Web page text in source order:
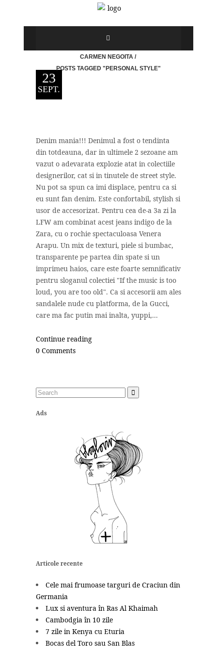
CARMEN NEGOITA/
POSTS TAGGED "PERSONAL STYLE"
23
SEPT.
Denim mania!!! Denimul a fost o tendinta
din totdeauna, dar in ultimele 2 sezoane am
vazut o adevarata explozie atat in colectiile
designerilor, cat si in tinutele de street style.
Nu pot sa spun ca imi displace, pentru ca si
eu sunt fan denim. Este confortabil, stylish si
usor de accesorizat. Pentru cea de-a 3a zi la
LFW am combinat acest jeans indigo de la
Zara, cu o rochie spectaculoasa Venera
Arapu. Un mix de texturi, piele si bumbac,
transparente pe partea din spate si un
imprimeu haios, care este foarte semnificativ
pentru sloganul colectiei "If the music is too
loud, you are too old". Ca si accesorii am ales
sandalele nude cu platforma, de la Gucci,
care ma fac putin mai inalta, yuppi,...
Continue reading
0 Comments
Ads
Articole recente
Cele mai frumoase targuri de Craciun din
Germania
Lux si aventura în Ras Al Khaimah
Cambodgia în 10 zile
7 zile in Kenya cu Eturia
Bocas del Toro sau San Blas